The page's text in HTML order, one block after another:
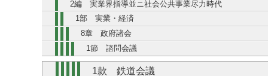
2編 実業界指導並ニ社会公共事業尽力時代
1部 実業・経済
8章 政府諸会
1節 諮問会議
1款 鉄道会議